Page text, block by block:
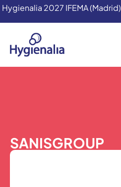
Hygienalia 2027 IFEMA (Madrid)
SANISGROUP